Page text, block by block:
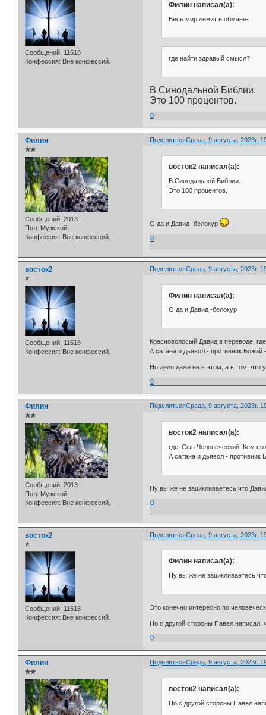
Сообщений: 11618
Конфессия: Вне конфессий.
Филин написал(а):
Весь мир лежит в обмане-
где найти здравый смысл?
В Синодальной Библии.
Это 100 процентов.
0
ПоделитьсяСреда, 9 августа, 2023г.
Филин
✯✯
Сообщений: 2013
Пол: Мужской
Конфессия: Вне конфессий.
восток2 написал(а):
В Синодальной Библии.
Это 100 процентов.
О да и Давид -белокур
0
ПоделитьсяСреда, 9 августа, 2023г.
восток2
⭐
Сообщений: 11618
Конфессия: Вне конфессий.
Филин написал(а):
О да и Давид -белокур
Красноволосый Давид в переводе,
А сатана и дьявол - противник Божий
Но дело даже не в этом, а в том, что
0
ПоделитьсяСреда, 9 августа, 2023г.
Филин
✯✯
Сообщений: 2013
Пол: Мужской
Конфессия: Вне конфессий.
восток2 написал(а):
где Сын Человеческий, Кем
А сатана и дьявол - противник
Ну вы же не зацикливаетесь,что
0
ПоделитьсяСреда, 9 августа, 2023г.
восток2
⭐
Сообщений: 11618
Конфессия: Вне конфессий.
Филин написал(а):
Ну вы же не
Это конечно интересно по
Но с другой стороны Павел написал,
0
ПоделитьсяСреда, 9 августа, 2023г.
Филин
✯✯
восток2 написал(а):
Но с другой стороны Павел